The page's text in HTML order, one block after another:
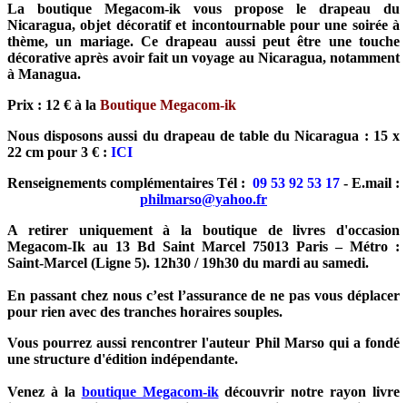
La boutique Megacom-ik vous propose le drapeau du
Nicaragua, objet décoratif et incontournable pour une soirée à
thème, un mariage. Ce drapeau aussi peut être une touche
décorative après avoir fait un voyage au Nicaragua, notamment
à Managua.
Prix : 12 € à la Boutique Megacom-ik
Nous disposons aussi du drapeau de table du Nicaragua : 15 x
22 cm pour 3 € : ICI
Renseignements complémentaires Tél : 09 53 92 53 17 - E.mail :
philmarso@yahoo.fr
A retirer uniquement à la boutique de livres d'occasion
Megacom-Ik au 13 Bd Saint Marcel 75013 Paris – Métro :
Saint-Marcel (Ligne 5). 12h30 / 19h30 du mardi au samedi.
En passant chez nous c’est l’assurance de ne pas vous déplacer
pour rien avec des tranches horaires souples.
Vous pourrez aussi rencontrer l'auteur Phil Marso qui a fondé
une structure d'édition indépendante.
Venez à la boutique Megacom-ikdécouvrir notre rayon livre